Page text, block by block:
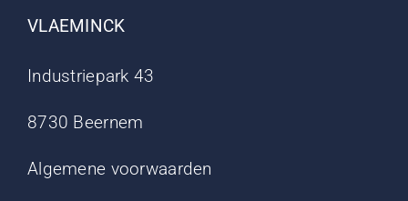
VLAEMINCK
Industriepark 43
8730 Beernem
Algemene voorwaarden